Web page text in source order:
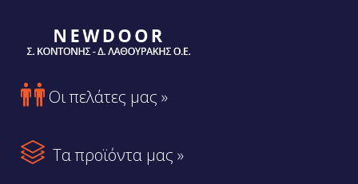
 Οι πελάτες μας »
 Τα προϊόντα μας »